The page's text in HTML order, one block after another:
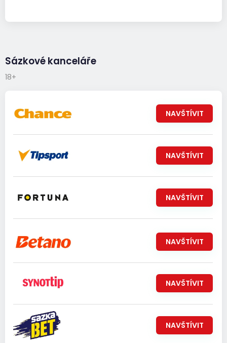
Sázkové kanceláře
18+
NAVŠTÍVIT
NAVŠTÍVIT
NAVŠTÍVIT
NAVŠTÍVIT
NAVŠTÍVIT
NAVŠTÍVIT